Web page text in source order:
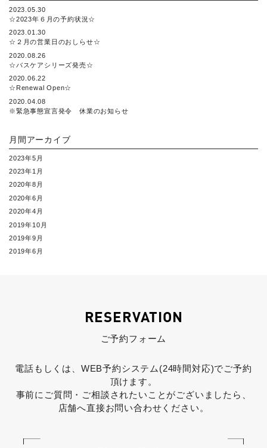
2023.05.30
☆2023年６月の予約状況☆
2023.01.30
☆２月の営業日のおしらせ☆
2020.08.26
☆バスケアシリーズ発売☆
2020.06.22
☆Renewal Open☆
2020.04.08
※緊急事態宣言発令 休業のお知らせ
月間アーカイブ
2023年5月
2023年1月
2020年8月
2020年6月
2020年4月
2019年10月
2019年9月
2019年6月
RESERVATION
ご予約フォーム
電話もしくは、WEB予約システム(24時間対応)でご予約
頂けます。
事前にご質問・ご相談されたいことがございましたら、
店舗へ直接お問い合わせください。